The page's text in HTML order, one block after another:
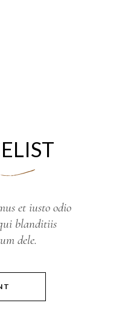
et iusto odio
blanditiis
dele.